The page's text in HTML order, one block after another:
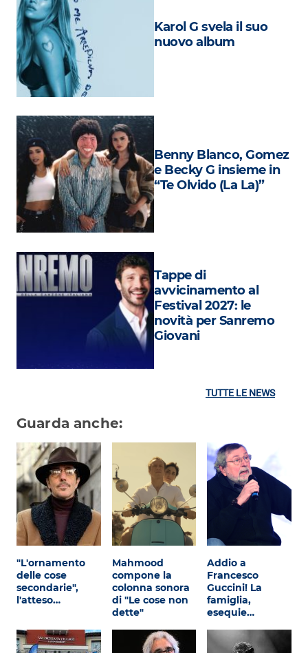
Cultura
Attualità
Costume
Extra
Eventi
Karol G svela il suo
nuovo album
Benny Blanco, Gomez
e Becky G insieme in
“Te Olvido (La La)”
Tappe di
avvicinamento al
Festival 2027: le
novità per Sanremo
Giovani
TUTTE LE NEWS
Guarda anche:
"L'ornamento
delle cose
secondarie",
l'atteso…
Mahmood
compone la
colonna sonora
di "Le cose non
dette"
Addio a
Francesco
Guccini! La
famiglia,
esequie…